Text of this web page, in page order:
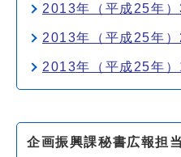
2013年（平成25年
2013年（平成25年
2013年（平成25年
企画振興課秘書広報担当